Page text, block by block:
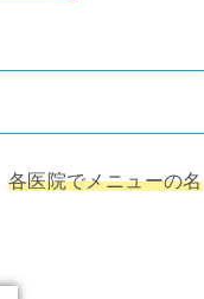
各医院でメニューの名